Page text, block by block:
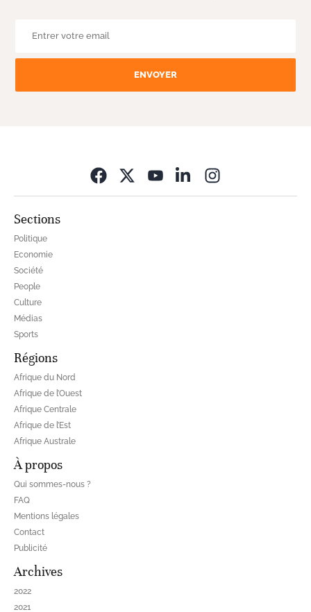
ENVOYER
Sections
Politique
Economie
Société
People
Culture
Médias
Sports
Régions
Afrique du Nord
Afrique de l’Ouest
Afrique Centrale
Afrique de l’Est
Afrique Australe
À propos
Qui sommes-nous ?
FAQ
Mentions légales
Contact
Publicité
Archives
2022
2021